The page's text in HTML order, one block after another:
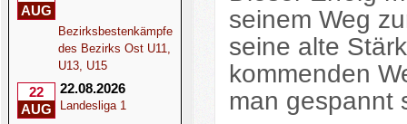
AUG
Bezirksbestenkämpfe
des Bezirks Ost U11,
U13, U15
22
AUG
22.08.2026
Landesliga 1
seinem Weg
seine alte
kommenden
man gespannt